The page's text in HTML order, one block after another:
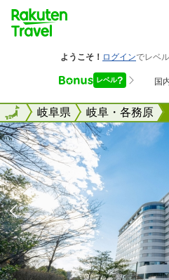
全国岐阜県 岐阜・各務原
全国